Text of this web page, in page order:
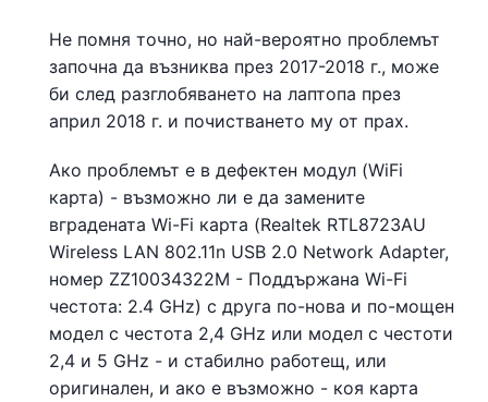
Не помня точно, но най-вероятно проблемът
започна да възниква през 2017-2018 г., може
би след разглобяването на лаптопа през
април 2018 г. и почистването му от прах.
Ако проблемът е в дефектен модул (WiFi
карта) - възможно ли е да замените
вградената Wi-Fi карта (Realtek RTL8723AU
Wireless LAN 802.11n USB 2.0 Network Adapter,
номер ZZ10034322M - Поддържана Wi-Fi
честота: 2.4 GHz) с друга по-нова и по-мощен
модел с честота 2,4 GHz или модел с честоти
2,4 и 5 GHz - и стабилно работещ, или
оригинален, и ако е възможно - коя карта